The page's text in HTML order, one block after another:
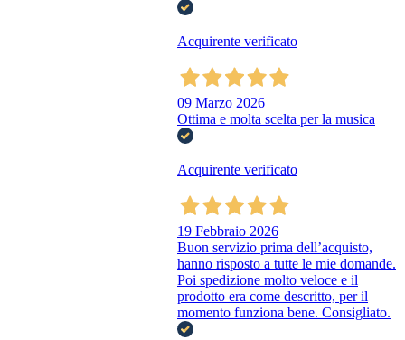
Acquirente verificato
09 Marzo 2026
Ottima e molta scelta per la musica
Acquirente verificato
19 Febbraio 2026
Buon servizio prima dell’acquisto,
hanno risposto a tutte le mie domande.
Poi spedizione molto veloce e il
prodotto era come descritto, per il
momento funziona bene. Consigliato.